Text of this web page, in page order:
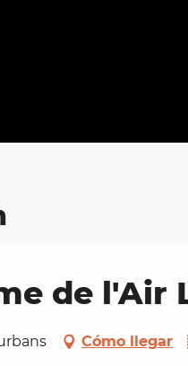
de l'Air
Cómo llegar